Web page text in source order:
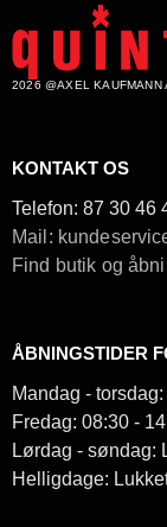
2026 @AXEL KAUFMANN
KONTAKT OS
Telefon: 87 30 46
Mail:
Find butik og
ÅBNINGSTIDER
Mandag -
Fredag: 08:30 -
Lørdag - søndag:
Helligdage: